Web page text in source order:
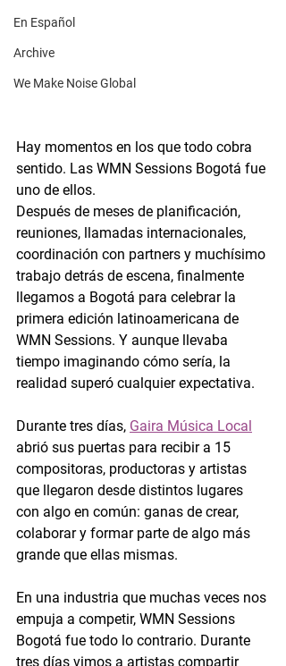
En Español
Archive
We Make Noise Global
Hay momentos en los que todo cobra
sentido. Las WMN Sessions Bogotá fue
uno de ellos.
Después de meses de planificación,
reuniones, llamadas internacionales,
coordinación con partners y muchísimo
trabajo detrás de escena, finalmente
llegamos a Bogotá para celebrar la
primera edición latinoamericana de
WMN Sessions. Y aunque llevaba
tiempo imaginando cómo sería, la
realidad superó cualquier expectativa.
Durante tres días, Gaira Música Local
abrió sus puertas para recibir a 15
compositoras, productoras y artistas
que llegaron desde distintos lugares
con algo en común: ganas de crear,
colaborar y formar parte de algo más
grande que ellas mismas.
En una industria que muchas veces nos
empuja a competir, WMN Sessions
Bogotá fue todo lo contrario. Durante
tres días vimos a artistas compartir